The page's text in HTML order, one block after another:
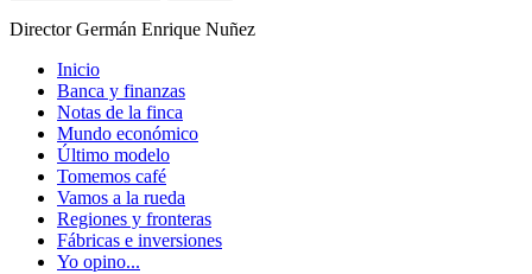
Director Germán Enrique Nuñez
Inicio
Banca y finanzas
Notas de la finca
Mundo económico
Último modelo
Tomemos café
Vamos a la rueda
Regiones y fronteras
Fábricas e inversiones
Yo opino...